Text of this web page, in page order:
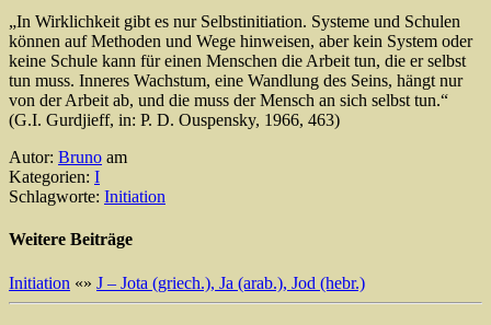
„In Wirklichkeit gibt es nur Selbstinitiation. Systeme und Schulen
können auf Methoden und Wege hinweisen, aber kein System oder
keine Schule kann für einen Menschen die Arbeit tun, die er selbst
tun muss. Inneres Wachstum, eine Wandlung des Seins, hängt nur
von der Arbeit ab, und die muss der Mensch an sich selbst tun.“
(G.I. Gurdjieff, in: P. D. Ouspensky, 1966, 463)
Autor: Bruno am
Kategorien: I
Schlagworte: Initiation
Weitere Beiträge
Initiation «» J – Jota (griech.), Ja (arab.), Jod (hebr.)